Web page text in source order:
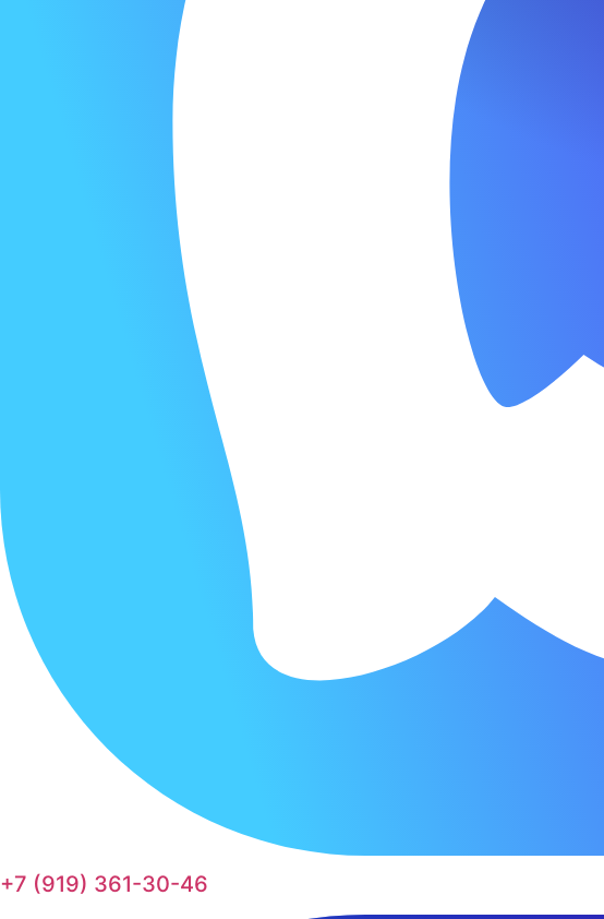
+7 (919) 361-30-46